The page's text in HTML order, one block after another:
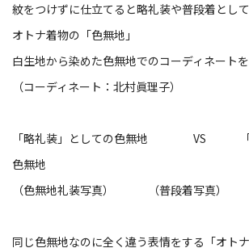
紋をつけずに仕立てると略礼装や普段着とし
オトナ着物の「色無地」
白生地から染めた色無地でのコーディネートを
（コーディネート：北村眞理子）
「略礼装」としての色無地 VS 「普
色無地
（色無地礼装写真） （普段着写真）
同じ色無地なのに全く違う表情をする「オトナ